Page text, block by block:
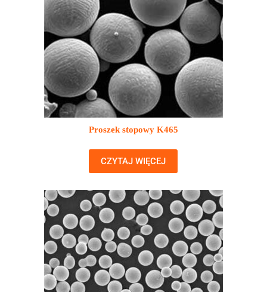
Proszek stopowy K465
CZYTAJ WIĘCEJ